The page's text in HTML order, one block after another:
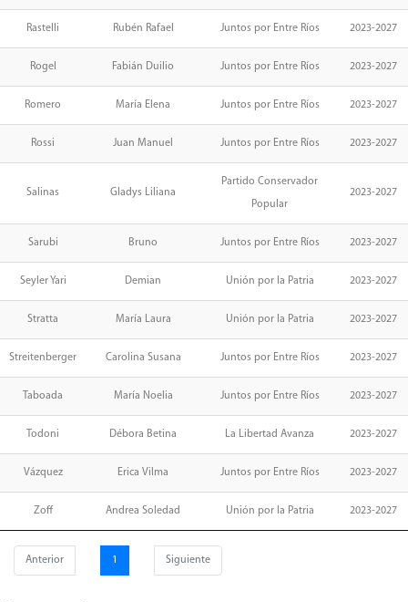
Rastelli Rubén Rafael Juntos por Entre Ríos 2023-2027
Rogel Fabián Duilio Juntos por Entre Ríos 2023-2027
Romero María Elena Juntos por Entre Ríos 2023-2027
Rossi Juan Manuel Juntos por Entre Ríos 2023-2027
Salinas Gladys Liliana
Partido Conservador
Popular
2023-2027
Sarubi Bruno Juntos por Entre Ríos 2023-2027
Seyler Yari Demian Unión por la Patria 2023-2027
Stratta María Laura Unión por la Patria 2023-2027
Streitenberger Carolina Susana Juntos por Entre Ríos 2023-2027
Taboada María Noelia Juntos por Entre Ríos 2023-2027
Todoni Débora Betina La Libertad Avanza 2023-2027
Vázquez Erica Vilma Juntos por Entre Ríos 2023-2027
Zoff Andrea Soledad Unión por la Patria 2023-2027
Anterior 1 Siguiente